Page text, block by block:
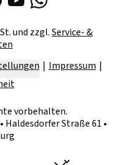
und zzgl.Service- &
Impressum
vorbehalten.
• Haldesdorfer Straße 61 •